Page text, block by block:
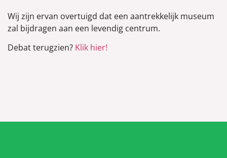
Wij zijn ervan overtuigd dat een aantrekkelijk museum
zal bijdragen aan een levendig centrum.
Debat terugzien? Klik hier!